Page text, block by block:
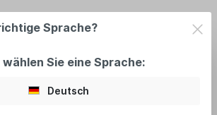
In den Warenkorb
Sprache?
Sie eine Sprache:
Deutsch